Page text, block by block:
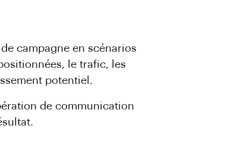
campagne en scénarios
le trafic, les
potentiel.
de communication